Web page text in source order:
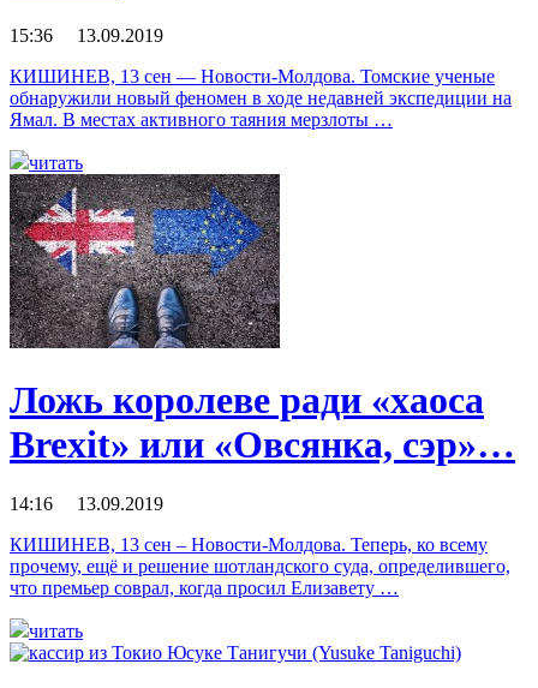
15:36 13.09.2019
КИШИНЕВ, 13 сен — Новости-Молдова. Томские ученые
обнаружили новый феномен в ходе недавней экспедиции на
Ямал. В местах активного таяния мерзлоты …
читать
Ложь королеве ради «хаоса
Brexit» или «Овсянка, сэр»…
14:16 13.09.2019
КИШИНЕВ, 13 сен – Новости-Молдова. Теперь, ко всему
прочему, ещё и решение шотландского суда, определившего,
что премьер соврал, когда просил Елизавету …
читать